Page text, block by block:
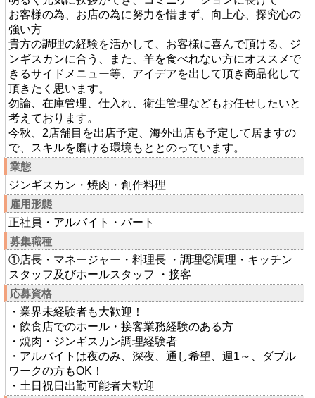
お客様の為、お店の為に努力を惜まず、向上心、探究心の
強い方
貴方の調理の経験を活かして、お客様に喜んで頂ける、ジ
ンギスカンに合う、また、羊を食べれない方にオススメで
きるサイドメニュー等、アイデアを出して頂き商品化して
頂きたく思います。
勿論、在庫管理、仕入れ、衛生管理などもお任せしたいと
考えております。
今秋、2店舗目を出店予定、海外出店も予定して居ますの
で、スキルを磨ける環境もととのっています。
業態
ジンギスカン・焼肉・創作料理
雇用形態
正社員・アルバイト・パート
募集職種
①店長・マネージャー・料理長 ・調理②調理・キッチン
スタッフ及びホールスタッフ ・接客
応募資格
・業界未経験者も大歓迎！
・飲食店でのホール・接客業務経験のある方
・焼肉・ジンギスカン調理経験者
・アルバイトは夜のみ、深夜、通し希望、週1～、ダブル
ワークの方もOK！
・土日祝日出勤可能者大歓迎